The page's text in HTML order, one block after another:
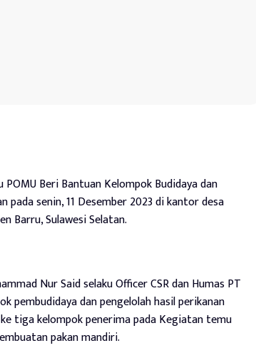
Beri Bantuan Kelompok Budidaya dan
pada senin, 11 Desember 2023 di kantor desa
Barru, Sulawesi Selatan.
Nur Said selaku Officer CSR dan Humas PT
pembudidaya dan pengelolah hasil perikanan
tiga kelompok penerima pada Kegiatan temu
pakan mandiri.